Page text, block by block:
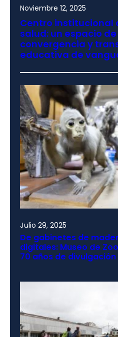
Noviembre 12, 2025
Centro institucional
salud: un espacio
convergencia y
educativa de
Julio 29, 2025
De gabinetes de
digitales: Museo de
70 años de